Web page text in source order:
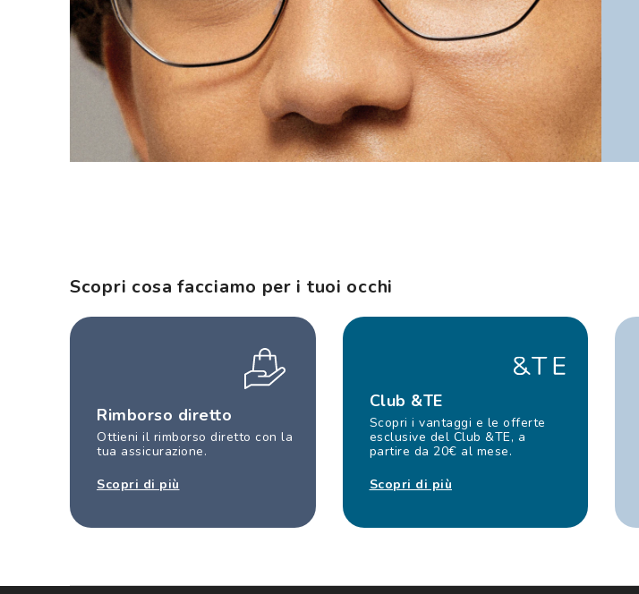
Scopri cosa facciamo per i tuoi occhi
Rimborso diretto
Ottieni il rimborso diretto con la
tua assicurazione.
Scopri di più
Club &TE
Scopri i vantaggi e le offerte
esclusive del Club &TE, a
partire da 20€ al mese.
Scopri di più